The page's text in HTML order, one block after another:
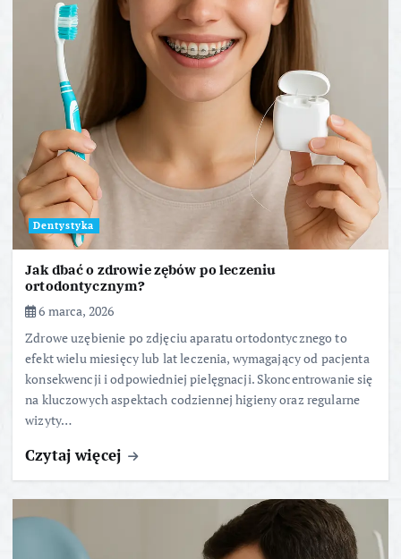
Dentystyka
Jak dbać o zdrowie zębów po leczeniu
ortodontycznym?
6 marca, 2026
Zdrowe uzębienie po zdjęciu aparatu ortodontycznego to
efekt wielu miesięcy lub lat leczenia, wymagający od pacjenta
konsekwencji i odpowiedniej pielęgnacji. Skoncentrowanie się
na kluczowych aspektach codziennej higieny oraz regularne
wizyty…
Czytaj więcej